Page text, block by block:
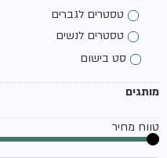
טסטרים לגברים
טסטרים לנשים
סט בישום
מותגים
טווח מחיר